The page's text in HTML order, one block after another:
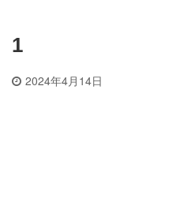
1
2024年4月14日